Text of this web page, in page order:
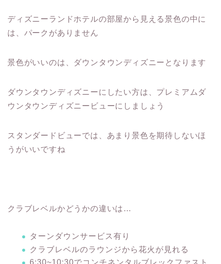
ディズニーランドホテルの部屋から見える景色の中に
は、パークがありません
景色がいいのは、ダウンタウンディズニーとなります
ダウンタウンディズニーにしたい方は、プレミアムダ
ウンタウンディズニービューにしましょう
スタンダードビューでは、あまり景色を期待しないほ
うがいいですね
クラブレベルかどうかの違いは…
ターンダウンサービス有り
クラブレベルのラウンジから花火が見れる